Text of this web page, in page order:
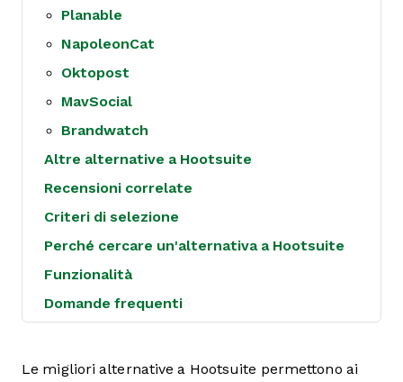
Planable
NapoleonCat
Oktopost
MavSocial
Brandwatch
Altre alternative a Hootsuite
Recensioni correlate
Criteri di selezione
Perché cercare un'alternativa a Hootsuite
Funzionalità
Domande frequenti
Le migliori alternative a Hootsuite permettono ai